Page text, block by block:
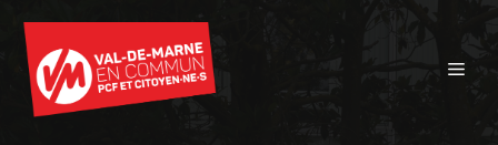
contenu